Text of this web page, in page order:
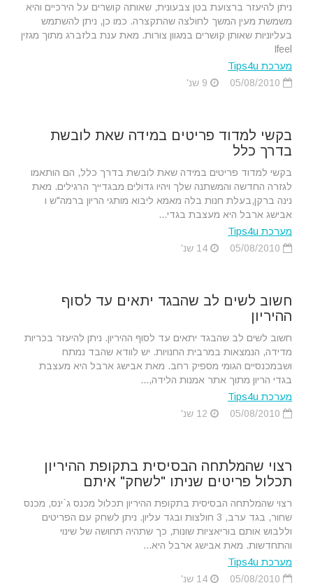
ניתן להיעזר ברצועת בטן צבעונית, שאותה קושרים על הירכיים והיא
משמשת מעין המשך לחולצה שהתקצרה. כמו כן, ניתן להשתמש
בעליוניות שאותן קושרים במגוון צורות. מאת ענת בלזברג מתוך מגזין
Ifeel
מערכת Tips4u
בקשי למדוד פריטים במידה שאת לובשת
בדרך כלל
בקשי למדוד פריטים במידה שאת לובשת בדרך כלל, הם הותאמו
לגזרה החדשה והמשתנה שלך ויהיו גדולים מבגדייך הרגילים. מאת
נינה ברקן,בעלת חנות בלה מאמא ליבוא מותגי הריון ברמה"ש ו
אבישג ארבל היא מעצבת בגדי...
מערכת Tips4u
חשוב לשים לב שהבגד יתאים עד לסוף
ההיריון
חשוב לשים לב שהבגד יתאים עד לסוף ההיריון. ניתן להיעזר בכריות
מדידה, הנמצאות במרבית החנויות. יש לוודא שהבד נמתח
ושבמכנסיים הגומי מספיק רחב. מאת אבישג ארבל היא מעצבת
בגדי הריון מתוך אתר אמנות הלידה,...
מערכת Tips4u
רצוי שהמלתחה הבסיסית בתקופת ההיריון
תכלול פריטים שניתו "לשחק" איתם
רצוי שהמלתחה הבסיסית בתקופת ההיריון תכלול מכנס ג`ינס, מכנס
שחור, בגד ערב, 3 חולצות ובגד עליון. ניתן לשחק עם הפריטים
וללבוש אותם בוריאציות שונות, כך שתהיה תחושה של שינוי
והתחדשות. מאת אבישג ארבל היא...
מערכת Tips4u